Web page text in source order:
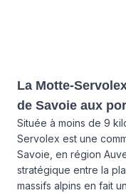
La Motte-
de Savoie aux
Située à moins de 9
Servolex est une
Savoie, en région
stratégique entre la
massifs alpins en fait